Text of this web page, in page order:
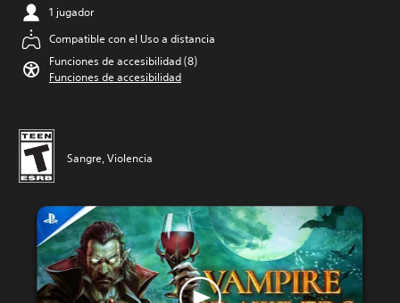
1 jugador
Compatible con el Uso a distancia
Funciones de accesibilidad (8)
Funciones de accesibilidad
Sangre, Violencia